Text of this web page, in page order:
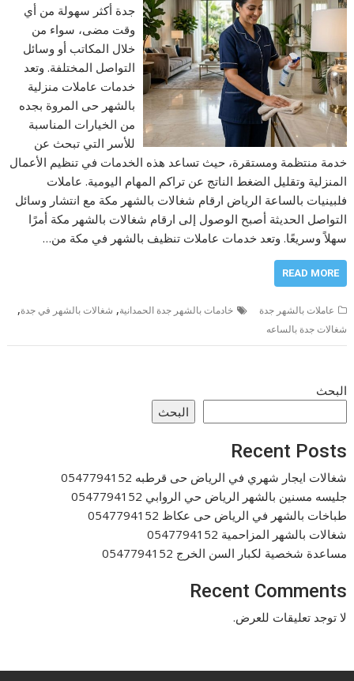
جدة أكثر سهولة من أي
وقت مضى، سواء من
خلال المكاتب أو وسائل
التواصل المختلفة. وتعد
خدمات عاملات منزلية
بالشهر حى المروة بجده
من الخيارات المناسبة
للأسر التي تبحث عن
خدمة منتظمة ومستقرة، حيث تساعد هذه الخدمات في تنظيم الأعمال
المنزلية وتقليل الضغط الناتج عن تراكم المهام اليومية. عاملات
فلبينيات بالساعة الرياض ارقام شغالات بالشهر مكة مع انتشار وسائل
التواصل الحديثة أصبح الوصول إلى ارقام شغالات بالشهر مكة أمرًا
سهلاً وسريعًا. وتعد خدمات عاملات تنظيف بالشهر في مكة من…
READ MORE
عاملات بالشهر جدة خادمات بالشهر جدة الحمدانية, شغالات بالشهر في جدة,
شغالات جدة بالساعه
البحث
البحث
Recent Posts
شغالات ايجار شهري في الرياض حى قرطبه 0547794152
جليسه مسنين بالشهر الرياض حي الروابي 0547794152
طباخات بالشهر في الرياض حى عكاظ 0547794152
شغالات بالشهر المزاحمية 0547794152
مساعدة شخصية لكبار السن الخرج 0547794152
Recent Comments
لا توجد تعليقات للعرض.